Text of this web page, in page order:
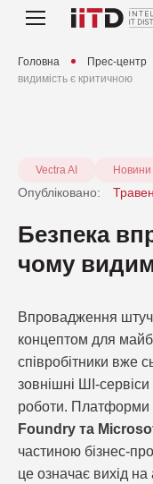
Головна Прес-центр
видимість є критичною
Vectra AI Новини
Опубліковано:
Безпека
чому
Впровадження
концептом для
співробітники вже
зовнішні ШІ-
роботи. Платформи
Foundry та
частиною бізнес-
це означає вихід